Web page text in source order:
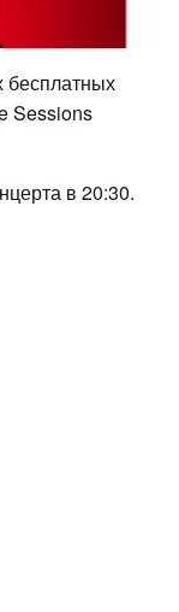
бесплатных
Sessions
в 20:30.